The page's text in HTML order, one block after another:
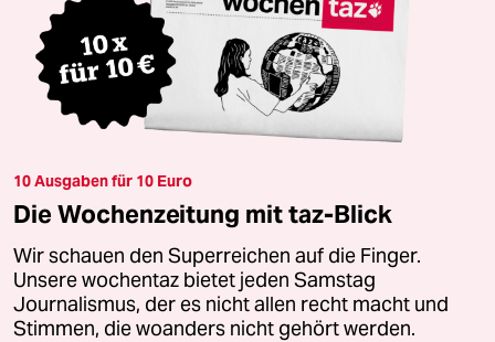
10 Ausgaben für 10 Euro
Die Wochenzeitung mit taz-Blick
Wir schauen den Superreichen auf die Finger.
Unsere wochentaz bietet jeden Samstag
Journalismus, der es nicht allen recht macht und
Stimmen, die woanders nicht gehört werden.